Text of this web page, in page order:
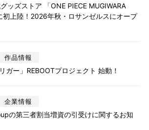
グッズストア 「ONE PIECE MUGIWARA
初上陸！2026年秋・ロサンゼルスにオープ
作品情報
ガー」REBOOTプロジェクト 始動！
企業情報
の第三者割当増資の引受けに関するお知